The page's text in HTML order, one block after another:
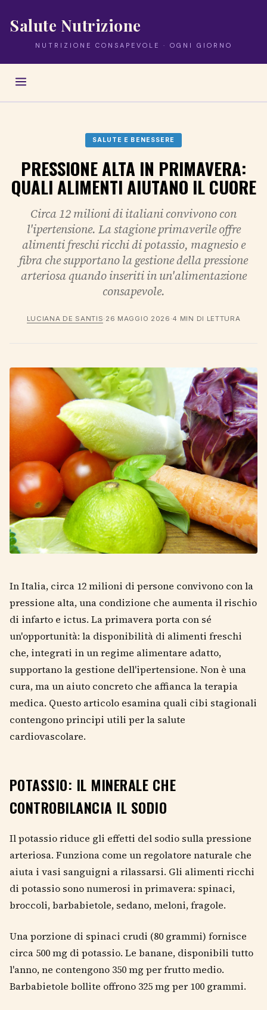
Salute Nutrizione
NUTRIZIONE CONSAPEVOLE · OGNI GIORNO
SALUTE E BENESSERE
PRESSIONE ALTA IN PRIMAVERA:
QUALI ALIMENTI AIUTANO IL CUORE
Circa 12 milioni di italiani convivono con
l'ipertensione. La stagione primaverile offre
alimenti freschi ricchi di potassio, magnesio e
fibra che supportano la gestione della pressione
arteriosa quando inseriti in un'alimentazione
consapevole.
LUCIANA DE SANTIS· 26 MAGGIO 2026 ·4 MIN DI LETTURA
In Italia, circa 12 milioni di persone convivono con la
pressione alta, una condizione che aumenta il rischio
di infarto e ictus. La primavera porta con sé
un'opportunità: la disponibilità di alimenti freschi
che, integrati in un regime alimentare adatto,
supportano la gestione dell'ipertensione. Non è una
cura, ma un aiuto concreto che affianca la terapia
medica. Questo articolo esamina quali cibi stagionali
contengono principi utili per la salute
cardiovascolare.
POTASSIO: IL MINERALE CHE
CONTROBILANCIA IL SODIO
Il potassio riduce gli effetti del sodio sulla pressione
arteriosa. Funziona come un regolatore naturale che
aiuta i vasi sanguigni a rilassarsi. Gli alimenti ricchi
di potassio sono numerosi in primavera: spinaci,
broccoli, barbabietole, sedano, meloni, fragole.
Una porzione di spinaci crudi (80 grammi) fornisce
circa 500 mg di potassio. Le banane, disponibili tutto
l'anno, ne contengono 350 mg per frutto medio.
Barbabietole bollite offrono 325 mg per 100 grammi.